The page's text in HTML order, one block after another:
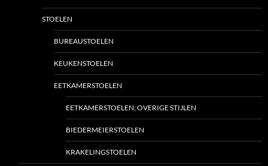
STOELEN
BUREAUSTOELEN
KEUKENSTOELEN
EETKAMERSTOELEN
EETKAMERSTOELEN; OVERIGE STIJLEN
BIEDERMEIERSTOELEN
KRAKELINGSTOELEN